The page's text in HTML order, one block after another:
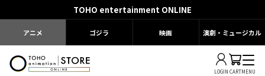
TOHO entertainment ONLINE
アニメ ゴジラ 映画 演劇・ミュージカル
LOGIN CARTMENU